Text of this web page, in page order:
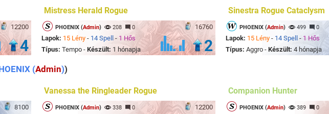
12200
4
Mistress Herald Rogue
16760
PHOENIX (Admin) 208 0
Lapok: 15 Lény - 14 Spell - 1 Hős
Típus: Tempo - Készült: 1 hónapja 2
Sinestra Rogue Cataclysm
PHOENIX (Admin) 499 0
Lapok: 15 Lény - 14 Spell - 1 Hős
Típus: Aggro - Készült: 4 hónapja
(Admin))
8100
Vanessa the Ringleader Rogue
12200
PHOENIX (Admin) 338 0
Companion Hunter
PHOENIX (Admin) 389 0